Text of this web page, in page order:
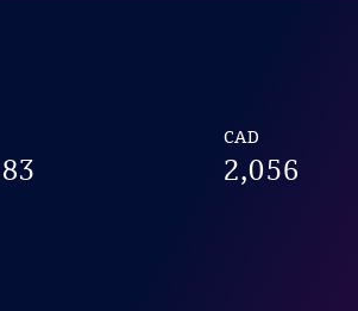
CAD
2,056